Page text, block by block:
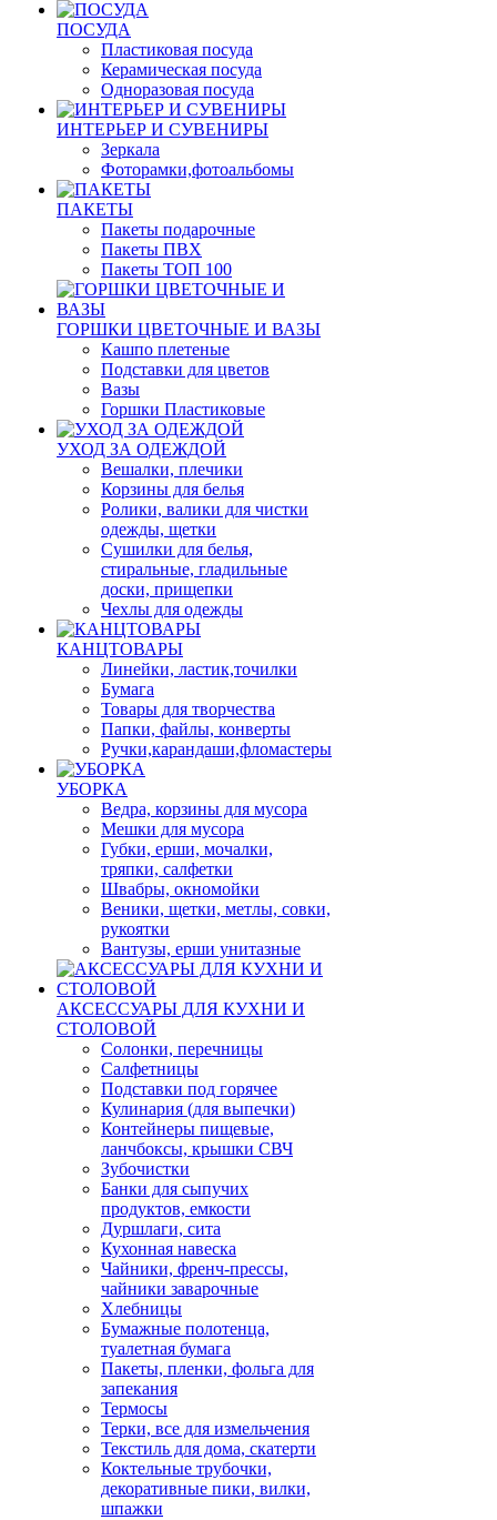
ПОСУДА
Пластиковая посуда
Керамическая посуда
Одноразовая посуда
ИНТЕРЬЕР И СУВЕНИРЫ
Зеркала
Фоторамки,фотоальбомы
ПАКЕТЫ
Пакеты подарочные
Пакеты ПВХ
Пакеты ТОП 100
ГОРШКИ ЦВЕТОЧНЫЕ И ВАЗЫ
Кашпо плетеные
Подставки для цветов
Вазы
Горшки Пластиковые
УХОД ЗА ОДЕЖДОЙ
Вешалки, плечики
Корзины для белья
Ролики, валики для чистки
одежды, щетки
Сушилки для белья,
стиральные, гладильные
доски, прищепки
Чехлы для одежды
КАНЦТОВАРЫ
Линейки, ластик,точилки
Бумага
Товары для творчества
Папки, файлы, конверты
Ручки,карандаши,фломастеры
УБОРКА
Ведра, корзины для мусора
Мешки для мусора
Губки, ерши, мочалки,
тряпки, салфетки
Швабры, окномойки
Веники, щетки, метлы, совки,
рукоятки
Вантузы, ерши унитазные
АКСЕССУАРЫ ДЛЯ КУХНИ И
СТОЛОВОЙ
Солонки, перечницы
Салфетницы
Подставки под горячее
Кулинария (для выпечки)
Контейнеры пищевые,
ланчбоксы, крышки СВЧ
Зубочистки
Банки для сыпучих
продуктов, емкости
Дуршлаги, сита
Кухонная навеска
Чайники, френч-прессы,
чайники заварочные
Хлебницы
Бумажные полотенца,
туалетная бумага
Пакеты, пленки, фольга для
запекания
Термосы
Терки, все для измельчения
Текстиль для дома, скатерти
Коктельные трубочки,
декоративные пики, вилки,
шпажки